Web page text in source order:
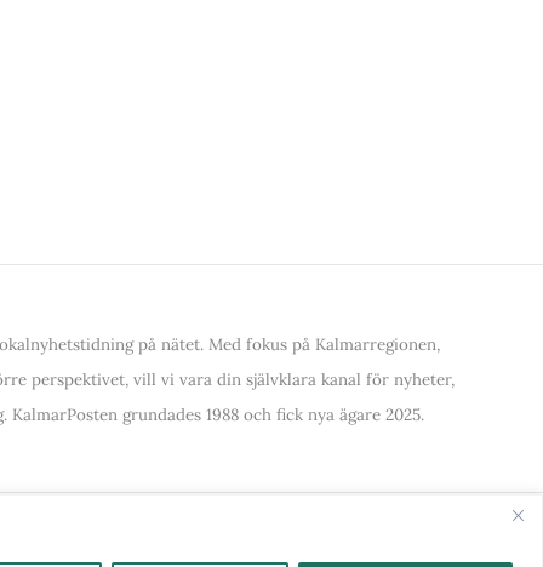
på nätet. Med fokus på Kalmarregionen,
perspektivet, vill vi vara din självklara kanal för nyheter,
KalmarPosten grundades 1988 och fick nya ägare 2025.